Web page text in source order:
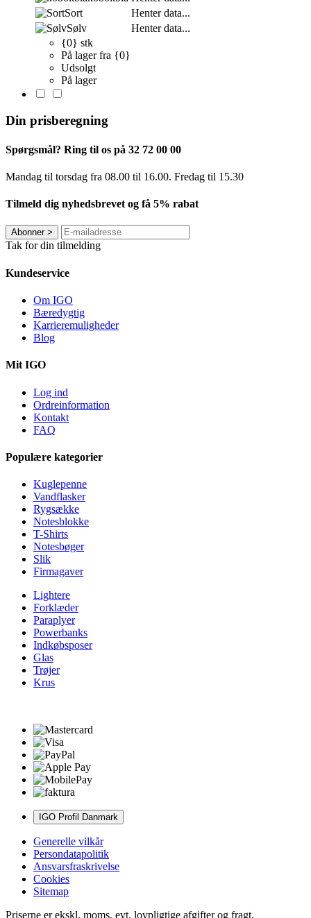
Sort
Henter data...
Sølv
Henter data...
{0} stk
På lager fra {0}
Udsolgt
På lager
Din prisberegning
Spørgsmål? Ring til os på 32 72 00 00
Mandag til torsdag fra 08.00 til 16.00. Fredag ​​til 15.30
Tilmeld dig nyhedsbrevet og få 5% rabat
Abonner>
Tak for din tilmelding
Kundeservice
Om IGO
Bæredygtig
Karrieremuligheder
Blog
Mit IGO
Log ind
Ordreinformation
Kontakt
FAQ
Populære kategorier
Kuglepenne
Vandflasker
Rygsække
Notesblokke
T-Shirts
Notesbøger
Slik
Firmagaver
Lightere
Forklæder
Paraplyer
Powerbanks
Indkøbsposer
Glas
Trøjer
Krus
IGO Profil Danmark
Generelle vilkår
Persondatapolitik
Ansvarsfraskrivelse
Cookies
Sitemap
Priserne er ekskl. moms, evt. lovpligtige afgifter og fragt,